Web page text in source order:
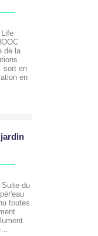
de la
sort en
en
Suite du
toutes